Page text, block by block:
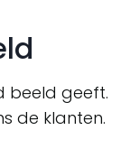
beeld geeft.
de klanten.